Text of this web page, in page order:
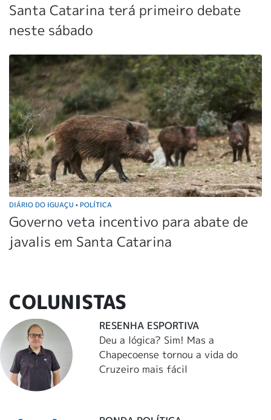
Santa Catarina terá primeiro debate
neste sábado
DIÁRIO DO IGUAÇU • POLÍTICA
Governo veta incentivo para abate de
javalis em Santa Catarina
COLUNISTAS
RESENHA ESPORTIVA
Deu a lógica? Sim! Mas a
Chapecoense tornou a vida do
Cruzeiro mais fácil